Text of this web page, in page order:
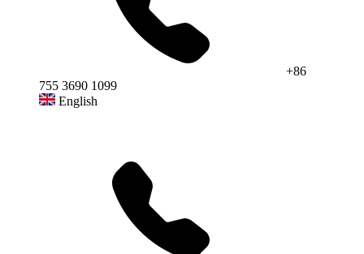
+86
755 3690 1099
English